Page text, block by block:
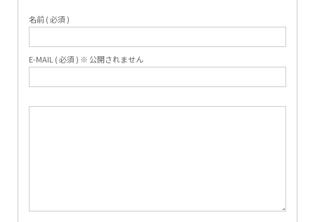
名前 ( 必須 )
E-MAIL ( 必須 ) ※ 公開されません